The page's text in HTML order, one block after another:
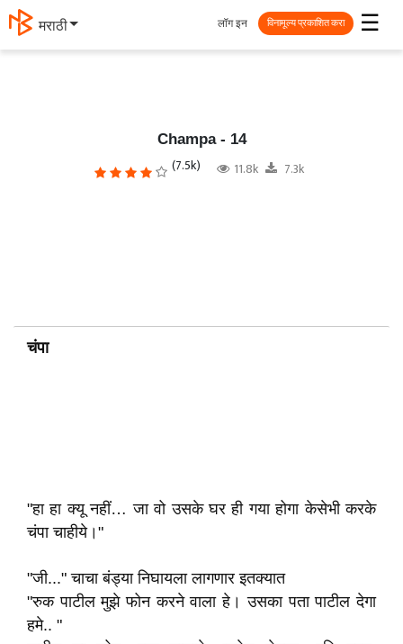
मराठी ☰
लॉग इन विनामूल्य प्रकाशित करा
Champa - 14
(7.5k) 11.8k 7.3k
चंपा
"हा हा क्यू नहीं… जा वो उसके घर ही गया होगा केसेभी करके
चंपा चाहीये।"
"जी..." चाचा बंड्या निघायला लागणार इतक्यात
"रुक पाटील मुझे फोन करने वाला हे। उसका पता पाटील देगा
हमे.. "